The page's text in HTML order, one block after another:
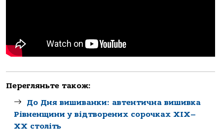
Перегляньте також:
До Дня вишиванки: автентична вишивка
Рівненщини у відтворених сорочках ХІХ–
ХХ століть